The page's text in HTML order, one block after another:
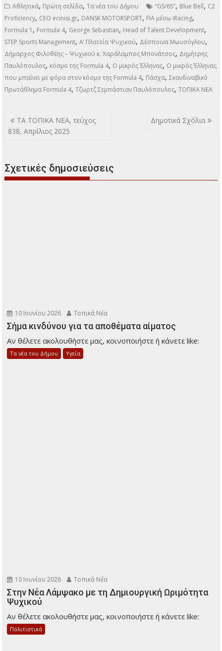
Αθλητικά, Πρώτη σελίδα,Τα νέα του Δήμου “GS/65”, Blue Bell, C2
Proficiency, CEO ecinisi.gr, DANSK MOTORSPORT, FIA μέσω iRacing,
Formula 1 , Formula 4, George Sebastian, Head of Talent Development,
STEP Sports Management,Α’ Πλατεία Ψυχικού, Δέσποινα Μωυσόγλου,
Δήμαρχος Φιλοθέης – Ψυχικού κ. Χαράλαμπος Μπονάτσος, Δημήτρης
Παυλόπουλος, κόσμο της Formula 4, Ο μικρός Έλληνας, Ο μικρός Έλληνας
που μπαίνει με φόρα στον κόσμο της Formula 4, Πάσχα,Σκανδιναβικό
Πρωτάθλημα Formula 4,Τζωρτζ Σεμπάστιαν Παυλόπουλος,ΤΟΠΙΚΑ ΝΕΑ
Πλοήγηση
άρθρων
ΤΑ ΤΟΠΙΚΑ ΝΕΑ, τεύχος
838, Απρίλιος 2025
Δημοτικά Σχόλια
Σχετικές δημοσιεύσεις
10 Ιουνίου 2026 Τοπικά Νέα
Σήμα κινδύνου για τα αποθέματα αίματος
Αν θέλετε ακολουθήστε μας, κοινοποιήστε ή κάνετε like:
Τα νέα του Δήμου Υγεία
10 Ιουνίου 2026 Τοπικά Νέα
Στην Νέα Λάμψακο με τη Δημιουργική Ωριμότητα
Ψυχικού
Αν θέλετε ακολουθήστε μας, κοινοποιήστε ή κάνετε like:
Πολιτιστικά